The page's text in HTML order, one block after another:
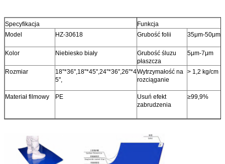
Specyfikacja
Funkcja
Model
HZ-30618 Grubość folii 35μm-50μm
Kolor Niebiesko biały
Grubość śluzu
płaszcza
5μm-7μm
Rozmiar
18''*36'',18''*45'',24''*36'',26''*4
5'',
Wytrzymałość na
rozciąganie
> 1,2 kg/cm
Materiał filmowy PE
Usuń efekt
zabrudzenia
≥99,9%